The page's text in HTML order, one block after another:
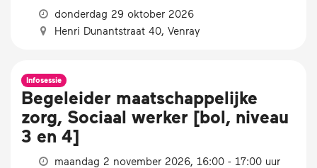
donderdag 29 oktober 2026
Henri Dunantstraat 40, Venray
Infosessie
Begeleider maatschappelijke
zorg, Sociaal werker [bol, niveau
3 en 4]
maandag 2 november 2026, 16:00 - 17:00 uur